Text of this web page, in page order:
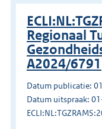
Regionaal
A2024/6791
Datum publicatie:
Datum uitspraak: